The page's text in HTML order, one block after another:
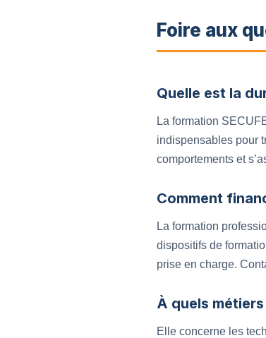
Foire aux
Quelle est la
La formation
indispensables pour
comportements et
Comment
La formation
dispositifs de
prise en charge.
À quels
Elle concerne les